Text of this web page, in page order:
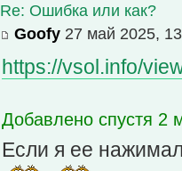
Re: Ошибка или как?
Goofy 27 май 2025,
https://vsol.info/
Добавлено спустя 2
Если я ее